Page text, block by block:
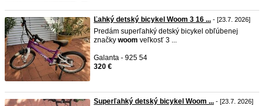
Ľahký detský bicykel Woom 3 16 ... - [23.7. 2026]
Predám superľahký detský bicykel obľúbenej
značky woom veľkosť 3 ...
Galanta - 925 54
320 €
Superľahký detský bicykel Woom ... - [23.7. 2026]